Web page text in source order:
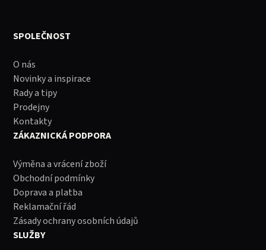
SPOLEČNOST
O nás
Novinky a inspirace
Rady a tipy
Prodejny
Kontakty
ZÁKAZNICKÁ PODPORA
Výměna a vrácení zboží
Obchodní podmínky
Doprava a platba
Reklamační řád
Zásady ochrany osobních údajů
SLUŽBY